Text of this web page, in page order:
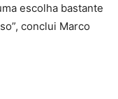
escolha bastante
conclui Marco